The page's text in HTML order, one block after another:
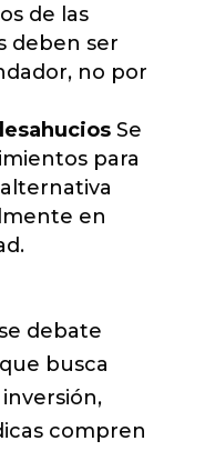
de las
deben ser
no por
Se
para
en
debate
que busca
compren